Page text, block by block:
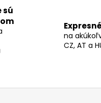
sú
na
CZ, AT a